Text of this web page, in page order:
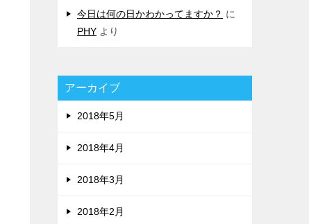
今日は何の日かわかってますか？ に
PHY より
アーカイブ
2018年5月
2018年4月
2018年3月
2018年2月